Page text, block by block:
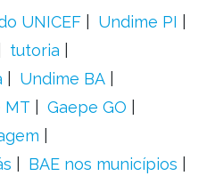
UNICEF
Undime PI
tutoria
Undime BA
MT
Gaepe GO
BAE nos municípios